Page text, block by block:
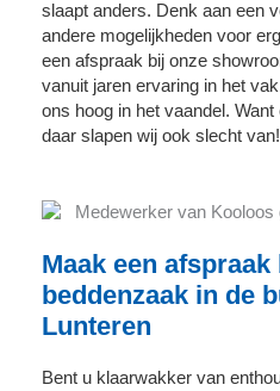
slaapt anders. Denk aan een
andere mogelijkheden voor
een afspraak bij onze
vanuit jaren ervaring in het
ons hoog in het vaandel.
daar slapen wij ook slecht van!
Maak een
beddenzaak in de
Lunteren
Bent u klaarwakker van